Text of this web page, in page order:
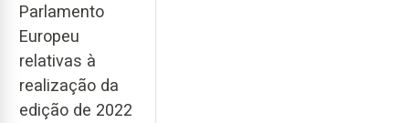
Parlamento
Europeu
relativas à
realização da
edição de 2022